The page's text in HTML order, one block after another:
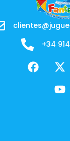
+34
F
a
X
-
t
w
Y
o
u
t